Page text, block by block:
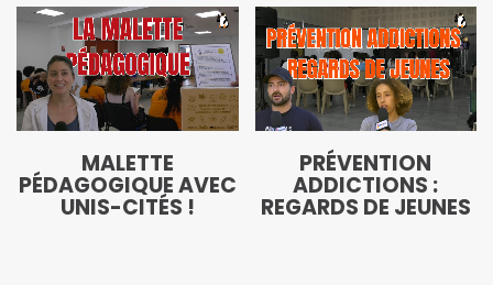
MALETTE
PÉDAGOGIQUE AVEC
UNIS-CITÉS !
PRÉVENTION
ADDICTIONS :
REGARDS DE JEUNES